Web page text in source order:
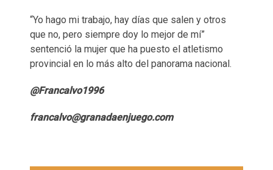
“Yo hago mi trabajo, hay días que salen y otros
que no, pero siempre doy lo mejor de mí”
sentenció la mujer que ha puesto el atletismo
provincial en lo más alto del panorama nacional.
@Francalvo1996
francalvo@granadaenjuego.com